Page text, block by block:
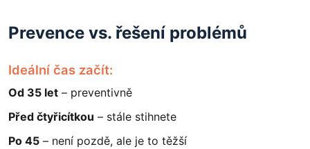
Prevence vs. řešení problémů
Ideální čas začít:
Od 35 let – preventivně
Před čtyřicítkou – stále stihnete
Po 45 – není pozdě, ale je to těžší